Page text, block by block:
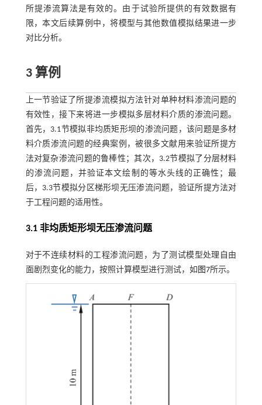
所提渗流算法是有效的。由于试验所提供的有效数据有
限，本文后续算例中，将模型与其他数值模拟结果进一步
对比分析。
3 算例
上一节验证了所提渗流模拟方法针对单种材料渗流问题的
有效性，接下来将进一步模拟多层材料介质的渗流问题。
首先，3.1节模拟非均质矩形坝的渗流问题，该问题是多材
料介质渗流问题的经典案例，被很多文献用来验证所提方
法对复杂渗流问题的鲁棒性；其次，3.2节模拟了分层材料
的渗流问题，并验证本文绘制的等水头线的正确性；最
后，3.3节模拟分区梯形坝无压渗流问题，验证所提方法对
于工程问题的适用性。
3.1 非均质矩形坝无压渗流问题
对于不连续材料的工程渗流问题，为了测试模型处理自由
面剧烈变化的能力，按照计算模型进行测试，如 图7所示。